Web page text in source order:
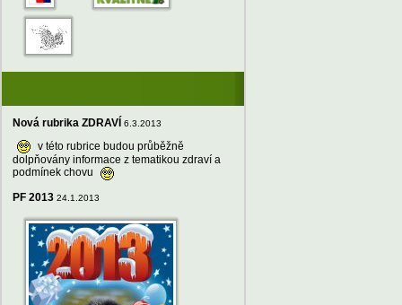
Nová rubrika ZDRAVÍ 6.3.2013
v této rubrice budou průběžně
dolpňovány informace z tematikou zdraví a
podmínek chovu
PF 2013 24.1.2013